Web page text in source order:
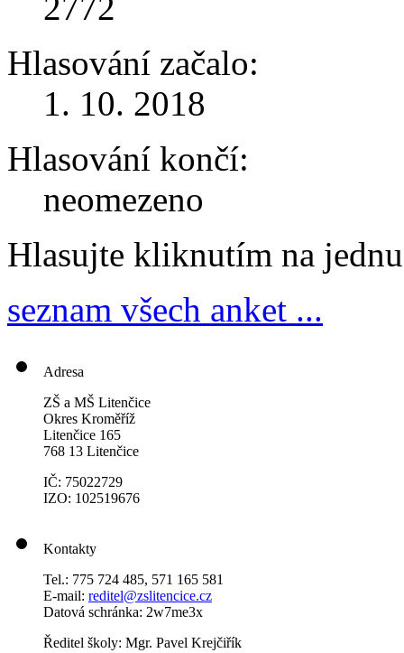
Hlasování začalo:
1. 10. 2018
Hlasování končí:
neomezeno
Hlasujte kliknutím na
seznam všech anket ...
Adresa
ZŠ a MŠ Litenčice
Okres Kroměříž
Litenčice 165
768 13 Litenčice
IČ: 75022729
IZO: 102519676
Kontakty
Tel.: 775 724 485, 571 165 581
E-mail: reditel@zslitencice.cz
Datová schránka: 2w7me3x
Ředitel školy: Mgr. Pavel Krejčiřík